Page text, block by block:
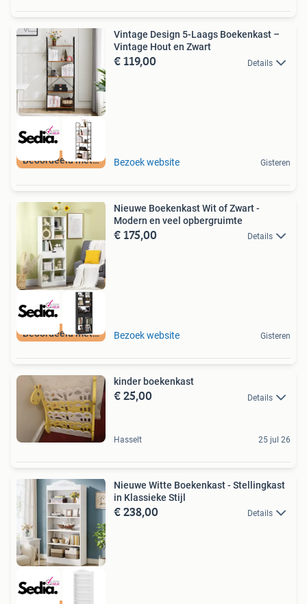
Beoordeeld met 9+
Vintage Design 5-Laags Boekenkast –
Vintage Hout en Zwart
€ 119,00 Details
Bezoek website Gisteren
Beoordeeld met 9+
Nieuwe Boekenkast Wit of Zwart -
Modern en veel opbergruimte
€ 175,00 Details
Bezoek website Gisteren
kinder boekenkast
€ 25,00 Details
Hasselt 25 jul 26
Nieuwe Witte Boekenkast - Stellingkast
in Klassieke Stijl
€ 238,00 Details